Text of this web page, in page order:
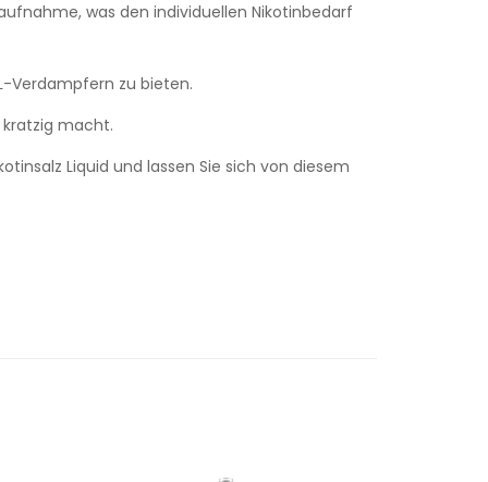
was den individuellen Nikotinbedarf
Verdampfern zu bieten.
macht.
Liquid und lassen Sie sich von diesem